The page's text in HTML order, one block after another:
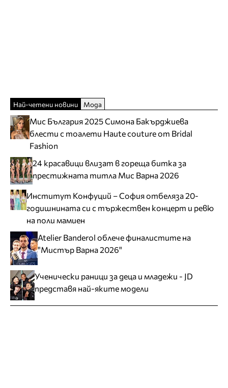
Най-четени новини Мода
Мис България 2025 Симона Бакърджиева
блести с тоалети Haute couture от Bridal
Fashion
24 красавици влизат в гореща битка за
престижната титла Мис Варна 2026
Институт Конфуций – София отбеляза 20-
годишнината си с тържествен концерт и ревю
на поли мамиен
Atelier Banderol облече финалистите на
"Мистър Варна 2026"
Ученически раници за деца и младежи - JD
представя най-яките модели